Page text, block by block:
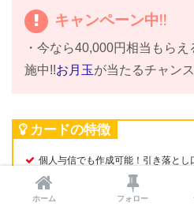
キャンペーン中!!
・今なら40,000円相当もら
施中!!お月玉が当たるチャン
カードの特徴
個人与信でも作成可能！引き落と
SAISON MILE CLUB（セゾンマイ
イル還元率は1.125％!!
ホーム フォロー